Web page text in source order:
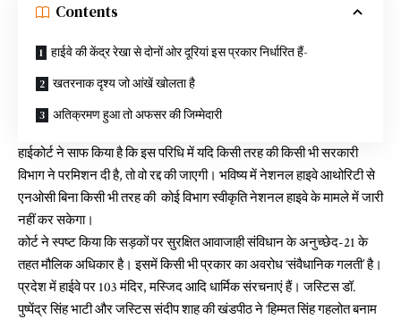
Contents
हाईवे की केंद्र रेखा से दोनों ओर दूरियां इस प्रकार निर्धारित हैं-
खतरनाक दृश्य जो आंखें खोलता है
अतिक्रमण हुआ तो अफसर की जिम्मेदारी
हाईकोर्ट ने साफ किया है कि इस परिधि में यदि किसी तरह की किसी भी सरकारी
विभाग ने परमिशन दी है, तो वो रद्द की जाएगी। भविष्य में नेशनल हाइवे आथोरिटी से
एनओसी बिना किसी भी तरह की कोई विभाग स्वीकृति नेशनल हाइवे के मामले में जारी
नहीं कर सकेगा।
कोर्ट ने स्पष्ट किया कि सड़कों पर सुरक्षित आवाजाही संविधान के अनुच्छेद-21 के
तहत मौलिक अधिकार है। इसमें किसी भी प्रकार का अवरोध ‘संवैधानिक गलती’ है।
प्रदेश में हाईवे पर 103 मंदिर, मस्जिद आदि धार्मिक संरचनाएं हैं। जस्टिस डॉ.
पुष्पेंद्र सिंह भाटी और जस्टिस संदीप शाह की खंडपीठ ने ‘हिम्मत सिंह गहलोत बनाम